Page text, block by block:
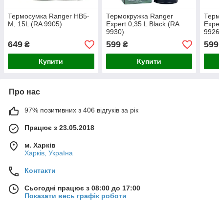
Термосумка Ranger HB5-
M, 15L (RA 9905)
649 ₴
Купити
Термокружка Ranger
Expert 0,35 L Black (RA
9930)
599₴
Купити
599
Про нас
97% позитивних з 406 відгуків за рік
Працює з 23.05.2018
м. Харків
Харків, Україна
Контакти
Сьогодні працює з 08:00 до 17:00
Показати весь графік роботи